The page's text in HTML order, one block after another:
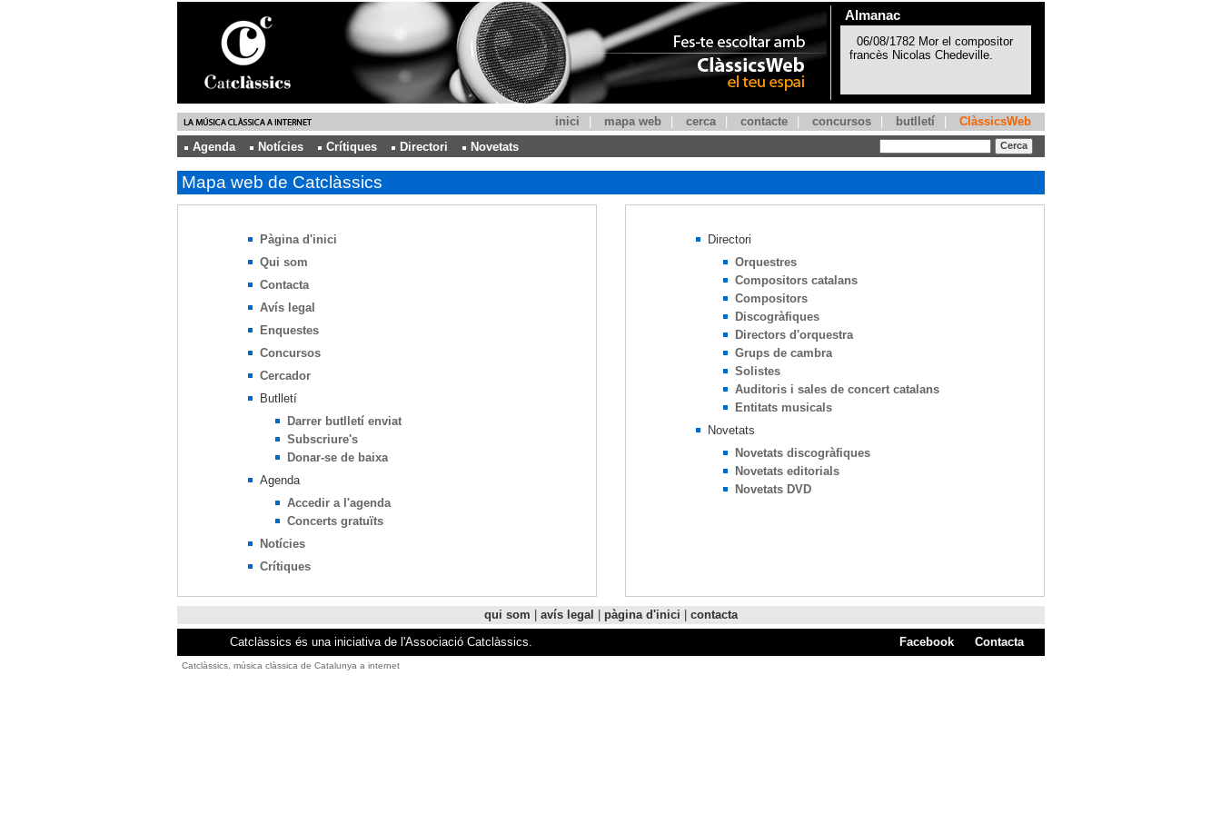
Almanac
inici mapa web cerca contacte concursos butlletí
ClàssicsWeb
Agenda
Notícies Crítiques Directori Novetats
Mapa web de Catclàssics
Pàgina d'inici
Qui som
Contacta
Avís legal
Enquestes
Concursos
Cercador
Butlletí
Darrer butlletí enviat
Subscriure's
Donar-se de baixa
Agenda
Accedir a l'agenda
Concerts gratuïts
Notícies
Crítiques
Directori
Orquestres
Compositors catalans
Compositors
Discogràfiques
Directors d'orquestra
Grups de cambra
Solistes
Auditoris i sales de concert catalans
Entitats musicals
Novetats
Novetats discogràfiques
Novetats editorials
Novetats DVD
qui som avís legal pàgina d'inici
contacta
Catclàssics és una iniciativa de l'Associació Catclàssics.
Facebook Contacta
Catclàssics, música clàssica de Catalunya a internet